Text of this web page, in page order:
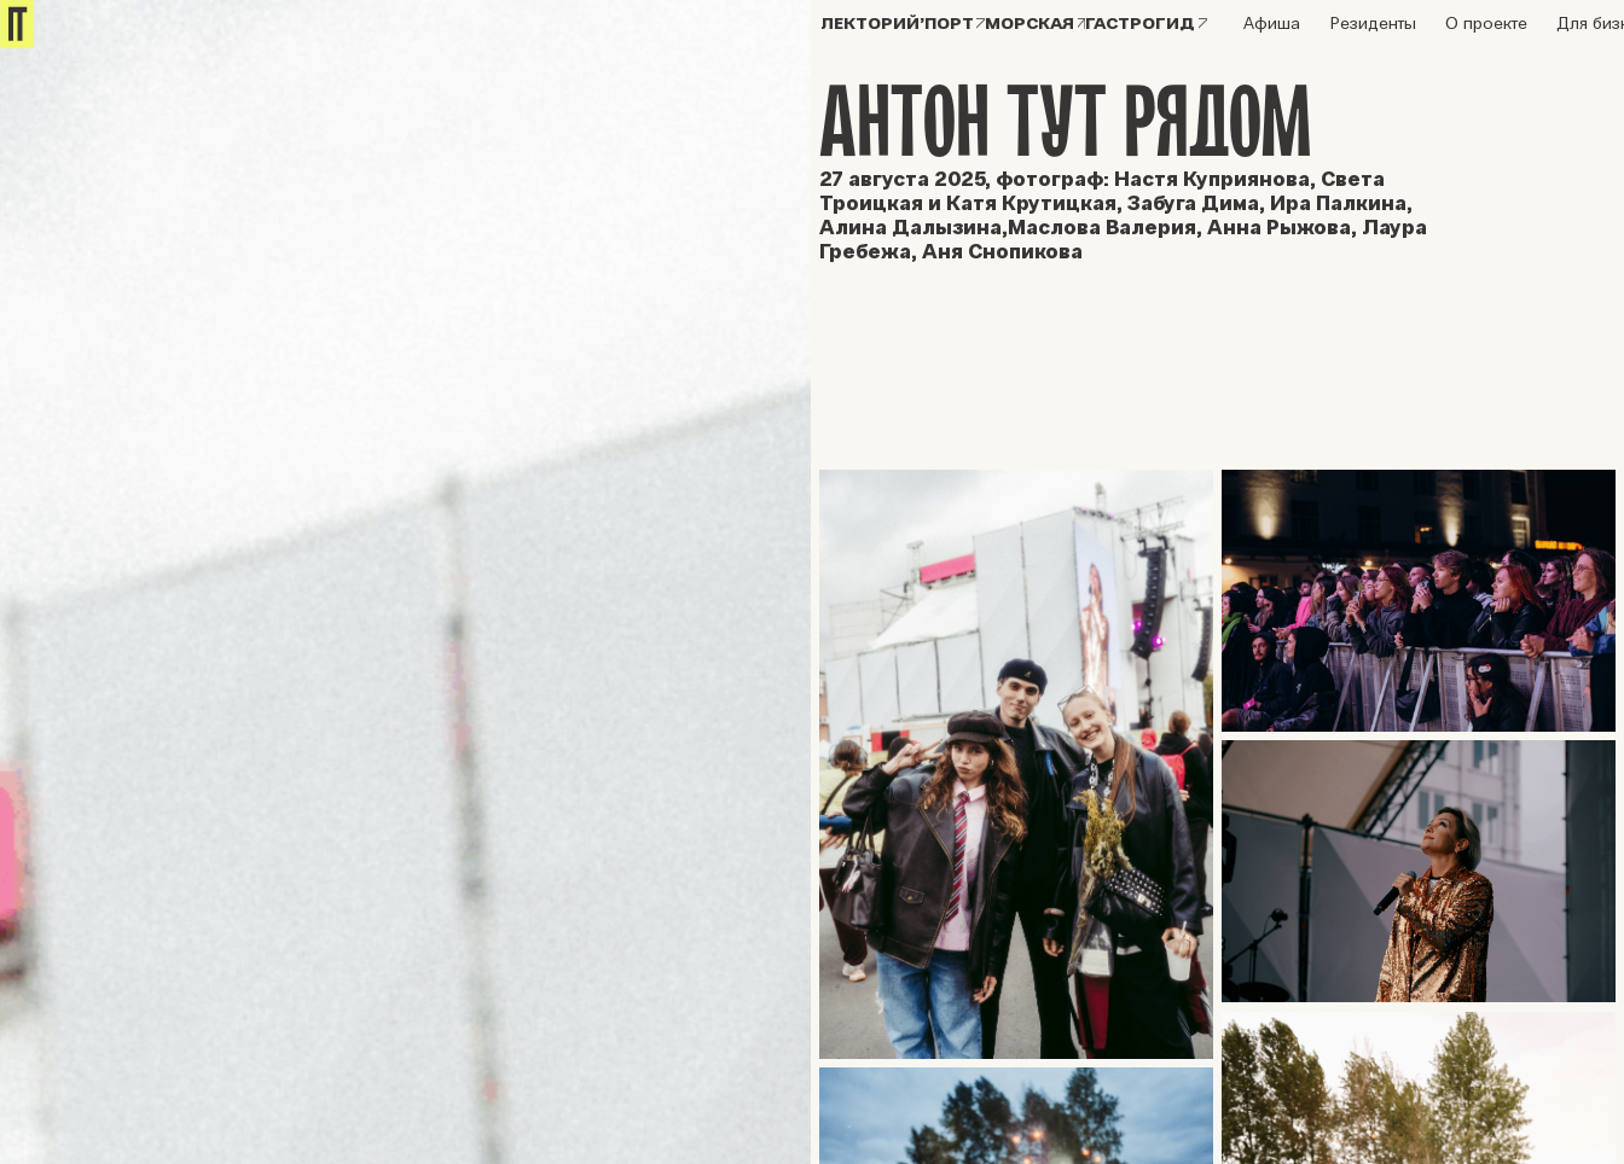
ЛЕКТОРИЙ’ПОРТ МОРСКАЯ ГАСТРОГИД Афиша Резиденты О проекте Для
АНТОН ТУТ РЯДОМ
27 августа 2025, фотограф: Настя Куприянова, Света
Троицкая и Катя Крутицкая, Забуга Дима, Ира Палкина,
Алина Далызина,Маслова Валерия, Анна Рыжова, Лаура
Гребежа, Аня Снопикова